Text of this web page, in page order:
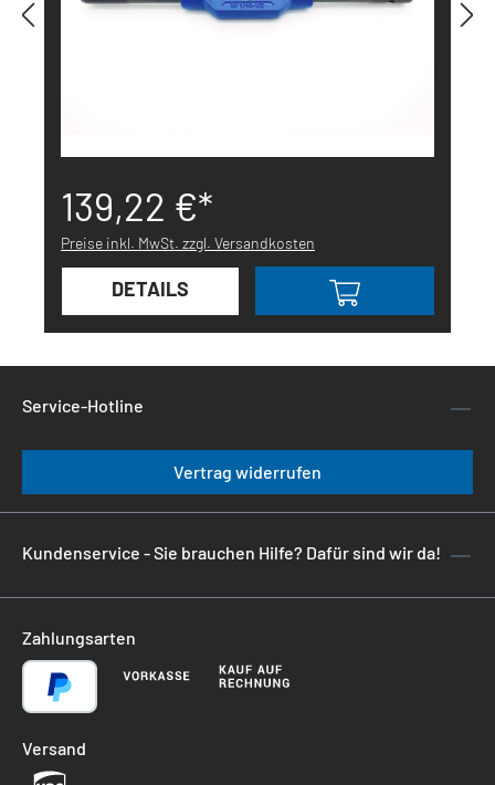
139,22 €*
Preise inkl. MwSt. zzgl. Versandkosten
DETAILS
Service-Hotline
Vertrag widerrufen
Kundenservice - Sie brauchen Hilfe? Dafür sind wir da!
Zahlungsarten
Versand